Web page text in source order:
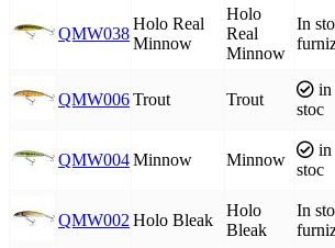
QMW038
Holo Real
Minnow
Holo
Real
Minnow
In
QMW006Trout Trout
in
stoc
QMW004Minnow Minnow
in
stoc
QMW002 Holo Bleak
Holo
Bleak
In